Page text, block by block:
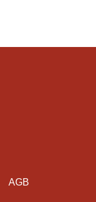
AGB